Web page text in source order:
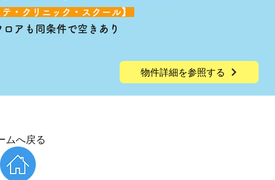
ロアも同条件で空きあり
テ・クリニック・スクール】
物件詳細を参照する
ムへ戻る